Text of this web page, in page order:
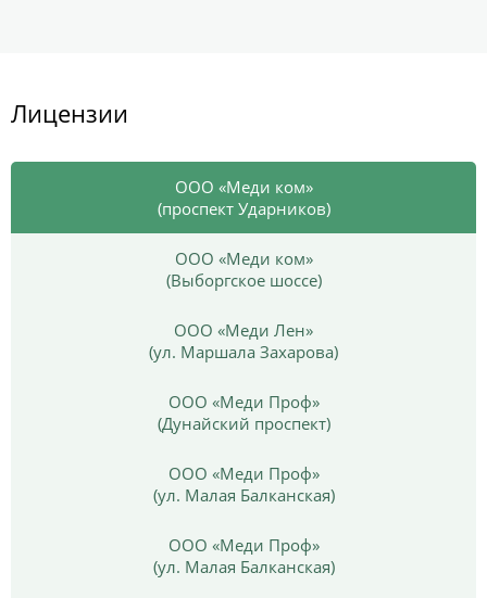
Лицензии
ООО «Меди ком»
(проспект Ударников)
ООО «Меди ком»
(Выборгское шоссе)
ООО «Меди Лен»
(ул. Маршала Захарова)
ООО «Меди Проф»
(Дунайский проспект)
ООО «Меди Проф»
(ул. Малая Балканская)
ООО «Меди Проф»
(ул. Малая Балканская)